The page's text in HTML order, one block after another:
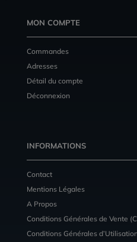
MON COMPTE
Commandes
Adresses
Détail du compte
Déconnexion
INFORMATIONS
Contact
Mentions Légales
A Propos
Conditions Générales de Vente
Conditions Générales